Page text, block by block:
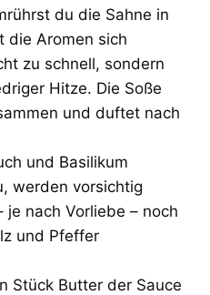
du die Sahne in
die Aromen sich
zu schnell, sondern
Hitze. Die Soße
und duftet nach
und Basilikum
werden vorsichtig
je nach Vorliebe – noch
und Pfeffer
Stück Butter der Sauce